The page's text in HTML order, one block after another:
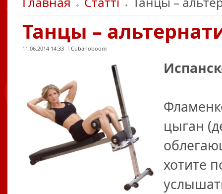
Танцы –
11.06.2014 14:33 Cubanoboom
цыган
хотите